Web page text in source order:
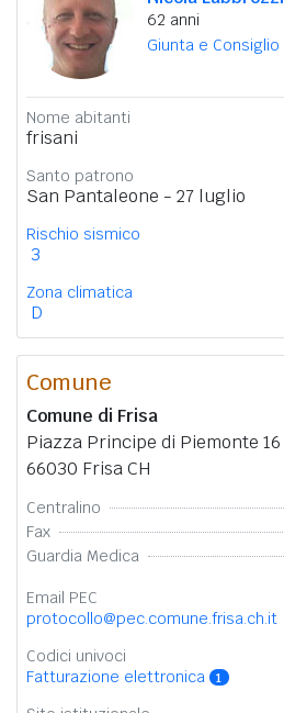
62 anni
Giunta e Consiglio
Nome abitanti
frisani
Santo patrono
San Pantaleone - 27 luglio
Rischio sismico
3
Zona climatica
D
Comune
Comune di Frisa
Piazza Principe di Piemonte 16
66030 Frisa CH
Centralino
Fax
Guardia Medica
Email PEC
protocollo@pec.comune.frisa.ch.it
Codici univoci
Fatturazione elettronica
1